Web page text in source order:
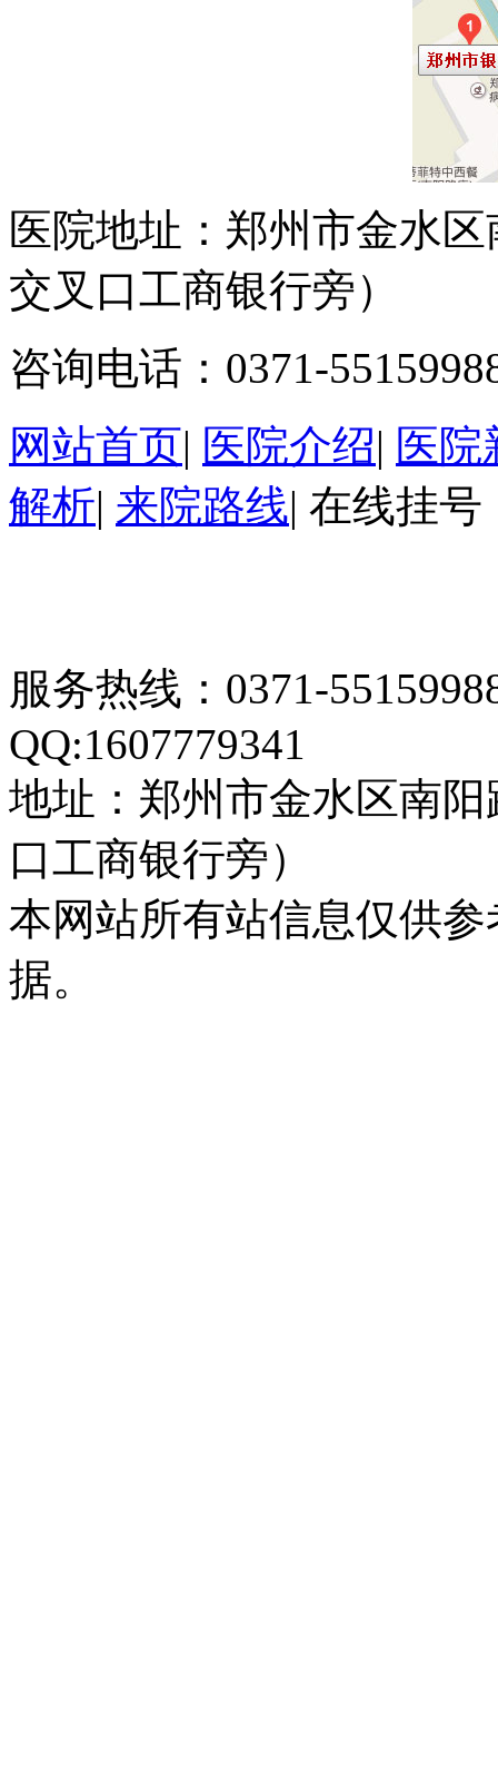
医院地址：郑州市金水
交叉口工商银行旁）
咨询电话：0371-
网站首页| 医院介绍| 医院
解析| 来院路线| 在线挂号
服务热线：0371-
QQ:1607779341
地址：郑州市金水区南
口工商银行旁）
本网站所有站信息仅供
据。